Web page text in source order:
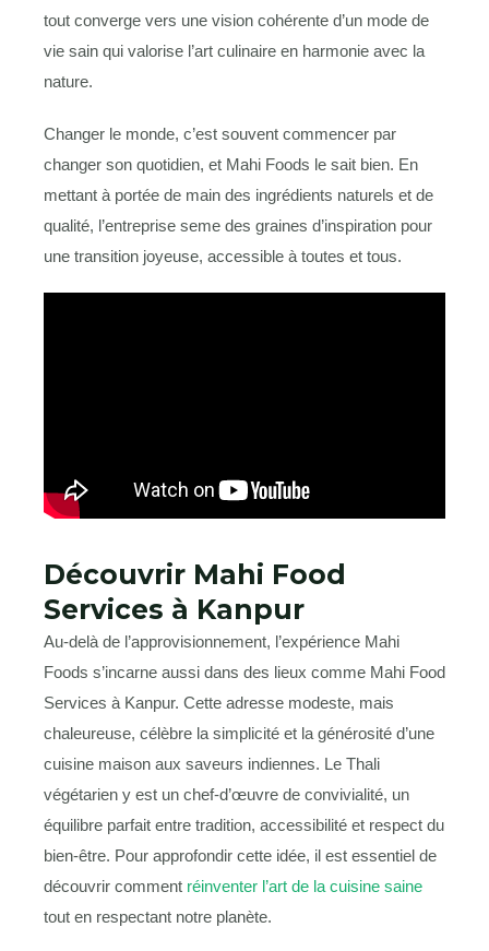
tout converge vers une vision cohérente d’un mode de
vie sain qui valorise l’art culinaire en harmonie avec la
nature.
Changer le monde, c’est souvent commencer par
changer son quotidien, et Mahi Foods le sait bien. En
mettant à portée de main des ingrédients naturels et de
qualité, l’entreprise seme des graines d’inspiration pour
une transition joyeuse, accessible à toutes et tous.
Découvrir Mahi Food
Services à Kanpur
Au-delà de l’approvisionnement, l’expérience Mahi
Foods s’incarne aussi dans des lieux comme Mahi Food
Services à Kanpur. Cette adresse modeste, mais
chaleureuse, célèbre la simplicité et la générosité d’une
cuisine maison aux saveurs indiennes. Le Thali
végétarien y est un chef-d’œuvre de convivialité, un
équilibre parfait entre tradition, accessibilité et respect du
bien-être. Pour approfondir cette idée, il est essentiel de
découvrir comment réinventer l’art de la cuisine saine
tout en respectant notre planète.